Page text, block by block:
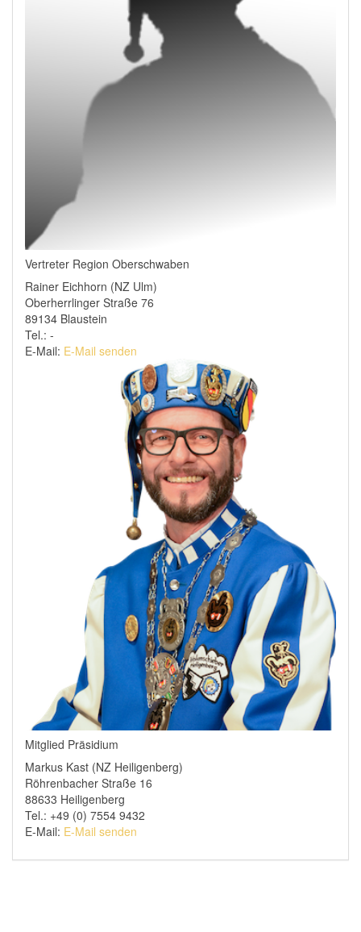
Vertreter Region Oberschwaben
Rainer Eichhorn (NZ Ulm)
Oberherrlinger Straße 76
89134 Blaustein
Tel.: -
E-Mail: E-Mail senden
Mitglied Präsidium
Markus Kast (NZ Heiligenberg)
Röhrenbacher Straße 16
88633 Heiligenberg
Tel.: +49 (0) 7554 9432
E-Mail: E-Mail senden